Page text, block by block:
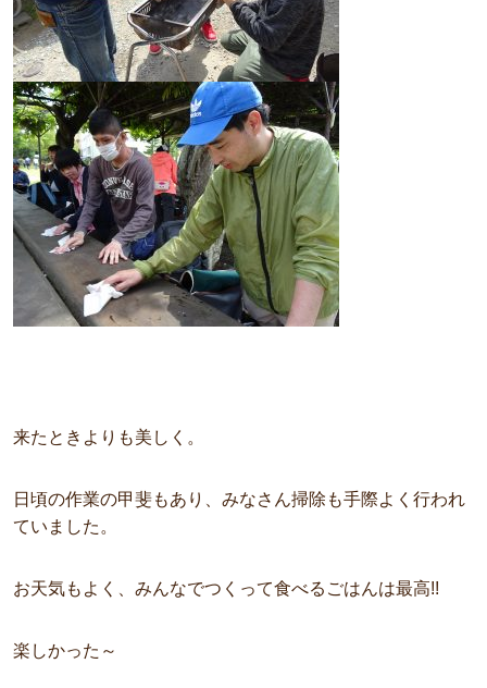
来たときよりも美しく。
日頃の作業の甲斐もあり、みなさん掃除も手際よく行われ
ていました。
お天気もよく、みんなでつくって食べるごはんは最高!!
楽しかった～